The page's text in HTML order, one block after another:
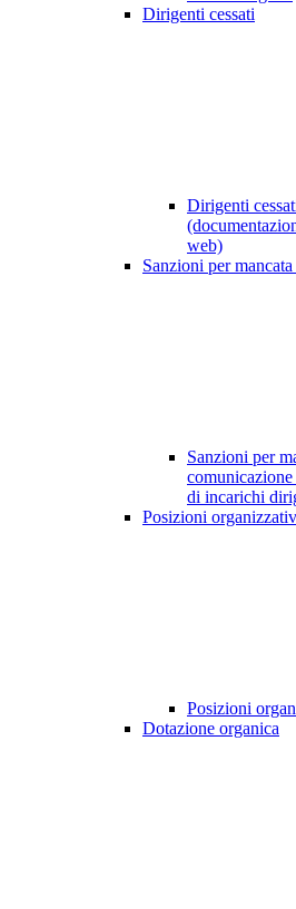
Dirigenti cessati
Dirigenti
web)
Sanzioni per
Sanzioni per
di incarichi
Posizioni
Posizioni
Dotazione organica